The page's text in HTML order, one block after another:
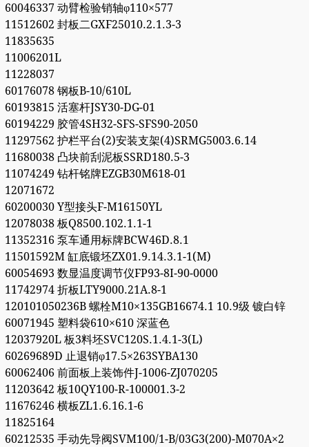
60046337 动臂检验销轴φ110×577
11512602 封板二GXF25010.2.1.3-3
11835635
11006201L
11228037
60176078 钢板B-10/610L
60193815 活塞杆JSY30-DG-01
60194229 胶管4SH32-SFS-SFS90-2050
11297562 护栏平台(2)安装支架(4)SRMG5003.6.14
11680038 凸块前刮泥板SSRD180.5-3
11074249 钻杆铭牌EZGB30M618-01
12071672
60200030 Y型接头F-M16150YL
12078038 板Q8500.102.1.1-1
11352316 泵车通用标牌BCW46D.8.1
11501592M 缸底锻坯ZX01.9.14.3.1-1(M)
60054693 数显温度调节仪FP93-8I-90-0000
11742974 折板LTY9000.21A.8-1
120101050236B 螺栓M10×135GB16674.1 10.9级 镀白锌
60071945 塑料袋610×610 深蓝色
12037920L 板3料坯SVC120S.1.4.1-3(L)
60269689D 止退销φ17.5×263SYBA130
60062406 前面板上装饰件J-1006-ZJ070205
11203642 板10QY100-R-100001.3-2
11676246 横板ZL1.6.16.1-6
11825164
60212535 手动先导阀SVM100/1-B/03G3(200)-M070A×2